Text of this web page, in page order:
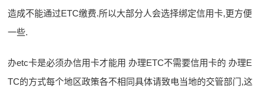
造成不能通过ETC缴费.所以大部分人会选择绑定信用卡,更方便
一些.
办etc卡是必须办信用卡才能用 办理ETC不需要信用卡的 办理E
TC的方式每个地区政策各不相同具体请致电当地的交管部门,这